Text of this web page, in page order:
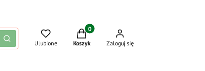
Szukaj Ulubione
Produkty w koszyku: 0. Zobacz szczegóły
Koszyk Zaloguj się